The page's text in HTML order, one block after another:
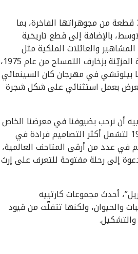
وفي إطار احتفالها بإعادة افتتاح المتجر، تقيم كارتييه معرضاً لأكثر من 300 قطعة من مجوهراتها الفاخرة، بما
بالإضافة إلى قطع تاريخية
والعائلات الملكية مثل
قلادة “بيب” التي ارتدتها دوقة ويندسور، والتي صيغت عام 1927، والقطعة المزيّنة بزخارف التمساح من عام 1975،
بيلوتشي في مهرجان كان السينمائي
العرض بعمل استثنائي على شكل شجرة
أن نرحب بضيوفنا في معرضنا الخاص
الذي يتضمن 30 قطعة تاريخية من مجموعة كارتييه التي أطلقناها عام 1983 لتشمل أكثر التصاميم فرادة في
بحضور دائم في عدد من أرقى المتاحف العالمية،
إلى رحلة مفتوحة للتعرف على إرث
أحدث مجموعات كارتييه
والحيوان، ولكنها تتفلّت من قيود
والتشكيل.